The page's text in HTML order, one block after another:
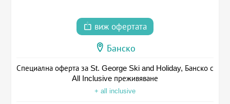
виж офертата
Банско
Специална оферта за St. George Ski and Holiday, Банско с
All Inclusive преживяване
+ all inclusive